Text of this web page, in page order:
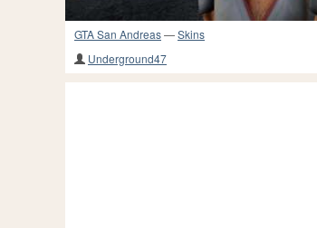
GTA San Andreas—Skins
Underground47